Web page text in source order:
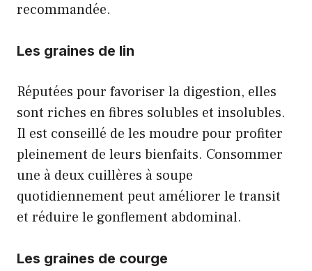
recommandée.
Les graines de lin
Réputées pour favoriser la digestion, elles
sont riches en fibres solubles et insolubles.
Il est conseillé de les moudre pour profiter
pleinement de leurs bienfaits. Consommer
une à deux cuillères à soupe
quotidiennement peut améliorer le transit
et réduire le gonflement abdominal.
Les graines de courge